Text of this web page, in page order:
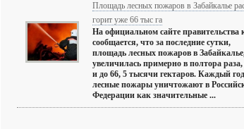
Площадь лесных пожаров в Забайкалье
горит уже 66 тыс га
На официальном сайте правительства
сообщается, что за последние сутки,
площадь лесных пожаров в
увеличилась примерно в полтора раза,
и до 66, 5 тысячи гектаров. Каждый
лесные пожары уничтожают в
Федерации как значительные ...